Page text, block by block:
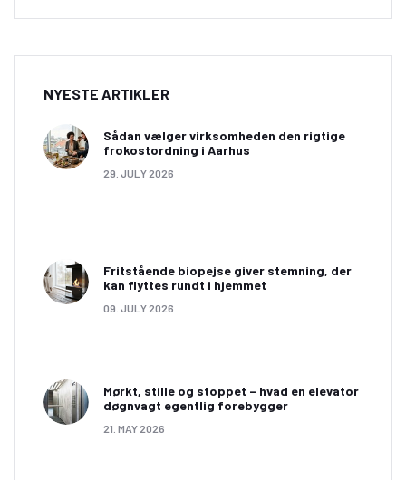
NYESTE ARTIKLER
Sådan vælger virksomheden den rigtige
frokostordning i Aarhus
29. JULY 2026
Fritstående biopejse giver stemning, der
kan flyttes rundt i hjemmet
09. JULY 2026
Mørkt, stille og stoppet – hvad en elevator
døgnvagt egentlig forebygger
21. MAY 2026